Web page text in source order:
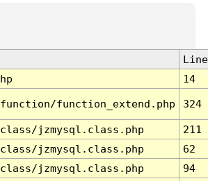
Line
14
function_extend.php 324
jzmysql.class.php
211
jzmysql.class.php
62
jzmysql.class.php
94